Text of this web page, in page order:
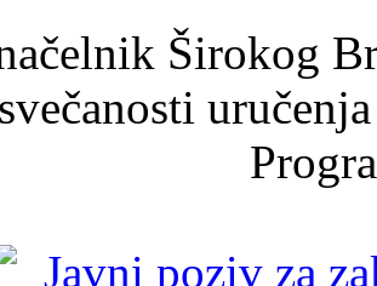
Širokog